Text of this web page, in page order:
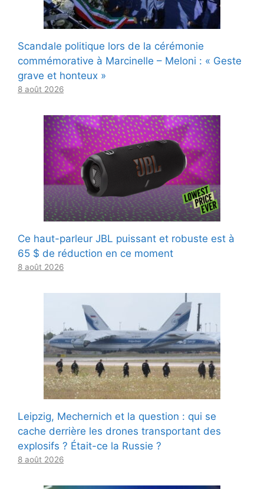
Scandale politique lors de la cérémonie
commémorative à Marcinelle – Meloni : « Geste
grave et honteux »
8 août 2026
Ce haut-parleur JBL puissant et robuste est à
65 $ de réduction en ce moment
8 août 2026
Leipzig, Mechernich et la question : qui se
cache derrière les drones transportant des
explosifs ? Était-ce la Russie ?
8 août 2026